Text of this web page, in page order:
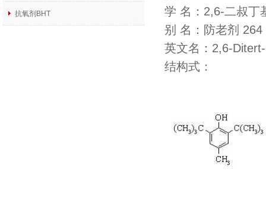
抗氧剂BHT
学 名：2,6-二叔丁
别 名：防老剂
英文名：2,6-
结构式：